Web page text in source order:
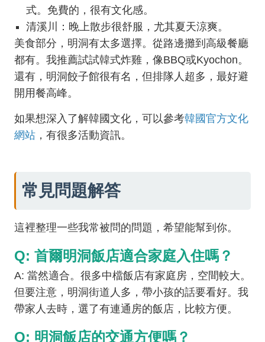
式。免費的，很有文化感。
清溪川：晚上散步很舒服，尤其夏天涼爽。
美食部分，明洞有太多選擇。從路邊攤到高級餐廳
都有。我推薦試試韓式炸雞，像BBQ或Kyochon。
還有，明洞餃子館很有名，但排隊人超多，最好避
開用餐高峰。
如果想深入了解韓國文化，可以參考韓國官方文化
網站 ，有很多活動資訊。
常見問題解答
這裡整理一些我常被問的問題，希望能幫到你。
Q: 首爾明洞飯店適合家庭入住嗎？
A: 當然適合。很多中檔飯店有家庭房，空間較大。
但要注意，明洞街道人多，帶小孩的話要看好。我
帶家人去時，選了有連通房的飯店，比較方便。
Q: 明洞飯店的交通方便嗎？